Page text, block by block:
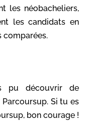
les néobacheliers,
les candidats en
comparées.
pu découvrir de
Si tu es
bon courage !